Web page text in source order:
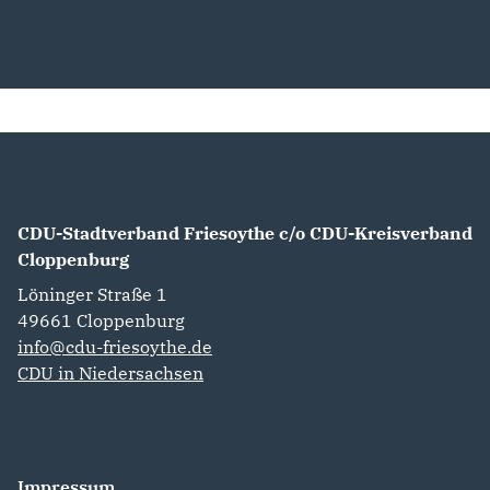
CDU-Stadtverband Friesoythe c/o CDU-Kreisverband
Cloppenburg
Löninger Straße 1
49661 Cloppenburg
info@cdu-friesoythe.de
CDU in Niedersachsen